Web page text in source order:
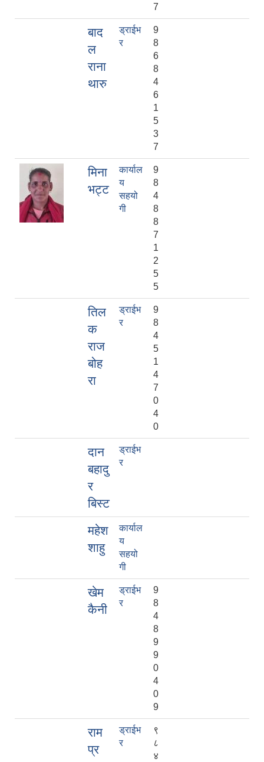
7
बाद
ल
राना
थारु
ड्राईभ
र
9
8
6
8
4
6
1
5
3
7
मिना
भट्ट
कार्याल
य
सहयो
गी
9
8
4
8
8
7
1
2
5
5
तिल
क
राज
बोह
रा
ड्राईभ
र
9
8
4
5
1
4
7
0
4
0
दान
बहादु
र
बिस्ट
ड्राईभ
र
महेश
शाहु
कार्याल
य
सहयो
गी
खेम
कैनी
ड्राईभ
र
9
8
4
8
9
9
0
4
0
9
राम
प्र
ड्राईभ
र
९
८
४